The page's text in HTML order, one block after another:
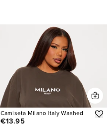
Camiseta Milano Italy Washed
€13.95